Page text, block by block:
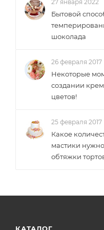
27 января 2022
Бытовой
шоколада
26 февраля 2017
Некоторые
создании
цветов!
25 февраля 2017
Какое
мастики
обтяжки